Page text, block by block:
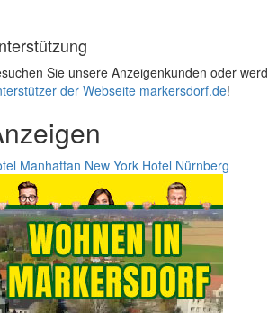
Sie unsere Anzeigenkunden oder
der Webseite markersdorf.de!
Manhattan New York Hotel Nürnberg